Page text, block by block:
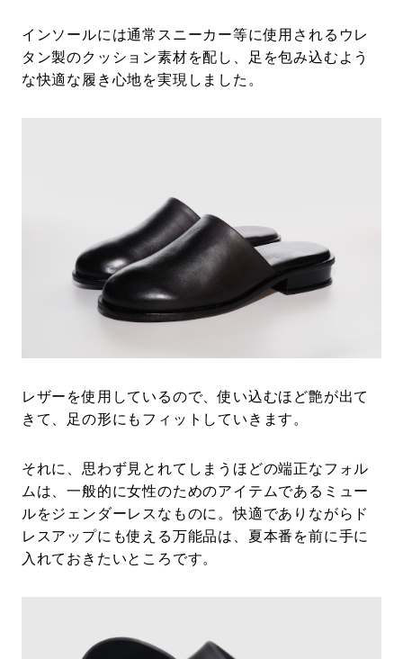
インソールには通常スニーカー等に使用されるウレ
タン製のクッション素材を配し、足を包み込むよう
な快適な履き心地を実現しました。
レザーを使用しているので、使い込むほど艶が出て
きて、足の形にもフィットしていきます。
それに、思わず見とれてしまうほどの端正なフォル
ムは、一般的に女性のためのアイテムであるミュー
ルをジェンダーレスなものに。快適でありながらド
レスアップにも使える万能品は、夏本番を前に手に
入れておきたいところです。